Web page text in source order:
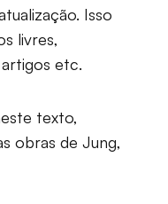
Isso
livres,
etc.
texto,
obras de Jung,